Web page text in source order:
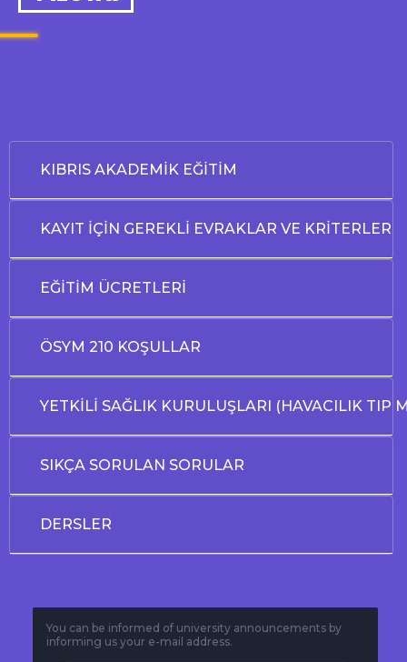
KIBRIS AKADEMİK EĞİTİM
KAYIT İÇİN GEREKLİ EVRAKLAR VE KRİTERLER
EĞİTİM ÜCRETLERİ
ÖSYM 210 KOŞULLAR
YETKİLİ SAĞLIK KURULUŞLARI (HAVACILIK TIP
SIKÇA SORULAN SORULAR
DERSLER
You can be informed of university announcements by
informing us your e-mail address.